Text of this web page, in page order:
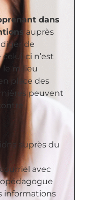
dans
auprès
de
ci n’est
le milieu
place des
peuvent
auprès du
avec
informations